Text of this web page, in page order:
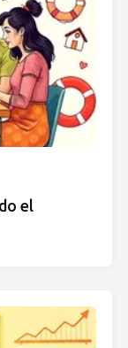
el